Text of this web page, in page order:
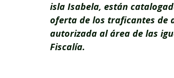
isla Isabela, están
oferta de los traficantes de
autorizada al área de las
Fiscalía.